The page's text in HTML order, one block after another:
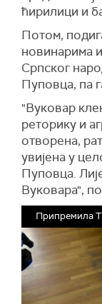
ћирилици и
Потом,
новинарима и
Српског
Пуповца, па
"Вуковар
реторику и
отворена,
увијена у
Пуповца.
Вуковара",
Припремила